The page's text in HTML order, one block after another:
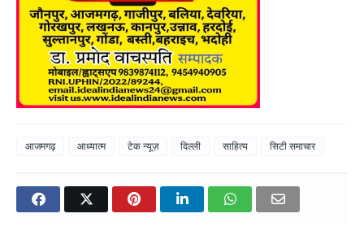
आजमगढ़ आध्यात्म टेक न्यूज़ दिल्ली साहित्य सिटी समाचार